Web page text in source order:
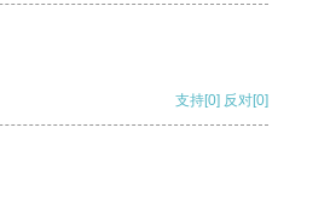
支持[0] 反对[0]